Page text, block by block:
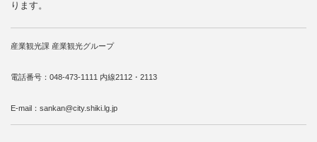
ります。
産業観光課 産業観光グループ
電話番号：048-473-1111 内線2112・2113
E-mail：sankan@city.shiki.lg.jp